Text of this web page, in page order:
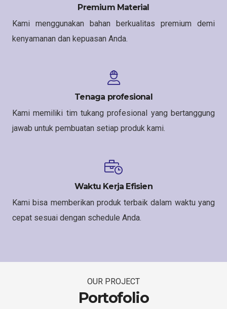
Premium Material
Kami menggunakan bahan berkualitas premium demi
kenyamanan dan kepuasan Anda.
Tenaga profesional
Kami memiliki tim tukang profesional yang bertanggung
jawab untuk pembuatan setiap produk kami.
Waktu Kerja Efisien
Kami bisa memberikan produk terbaik dalam waktu yang
cepat sesuai dengan schedule Anda.
OUR PROJECT
Portofolio